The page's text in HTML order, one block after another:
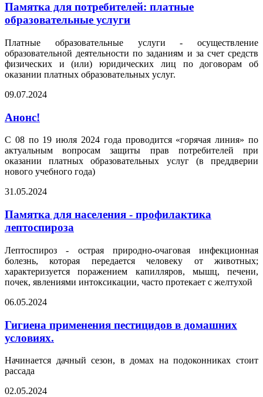
Памятка для потребителей: платные
образовательные услуги
Платные образовательные услуги - осуществление
образовательной деятельности по заданиям и за счет средств
физических и (или) юридических лиц по договорам об
оказании платных образовательных услуг.
09.07.2024
Анонс!
С 08 по 19 июля 2024 года проводится «горячая линия» по
актуальным вопросам защиты прав потребителей при
оказании платных образовательных услуг (в преддверии
нового учебного года)
31.05.2024
Памятка для населения - профилактика
лептоспироза
Лептоспироз - острая природно-очаговая инфекционная
болезнь, которая передается человеку от животных;
характеризуется поражением капилляров, мышц, печени,
почек, явлениями интоксикации, часто протекает с желтухой
06.05.2024
Гигиена применения пестицидов в домашних
условиях.
Начинается дачный сезон, в домах на подоконниках стоит
рассада
02.05.2024